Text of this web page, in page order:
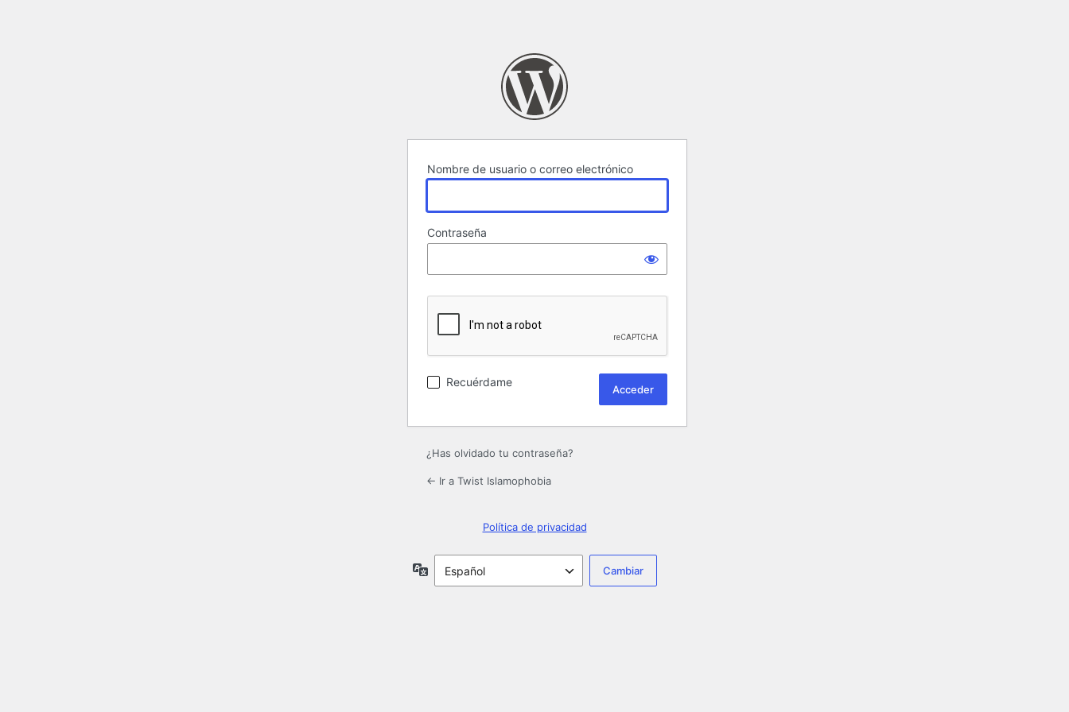
Nombre de usuario o correo electrónico
Contraseña
Recuérdame
¿Has olvidado tu contraseña?
← Ir a Twist Islamophobia
Política de privacidad
Idioma